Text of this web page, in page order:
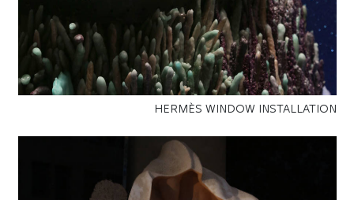
HERMÈS WINDOW INSTALLATION